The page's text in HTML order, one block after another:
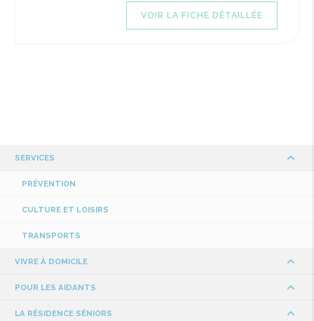
VOIR LA FICHE DÉTAILLÉE
SERVICES
PRÉVENTION
CULTURE ET LOISIRS
TRANSPORTS
VIVRE À DOMICILE
POUR LES AIDANTS
LA RÉSIDENCE SÉNIORS